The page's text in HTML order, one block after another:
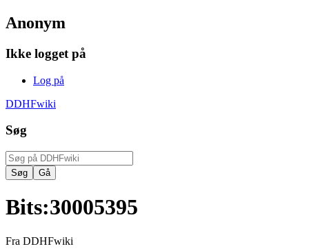
Anonym
Ikke logget på
Log på
DDHFwiki
Søg
Bits:30005395
Fra DDHFwiki